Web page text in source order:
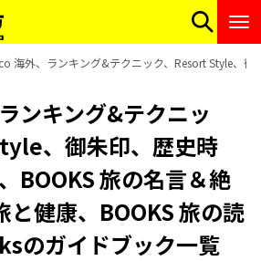
海外、ランキング&テクニック、Resort Style、
ンキング&テクニッ
、御朱印、歴史時
BOOKS 旅の名言＆絶
と健康、BOOKS 旅の読
のガイドブック一覧